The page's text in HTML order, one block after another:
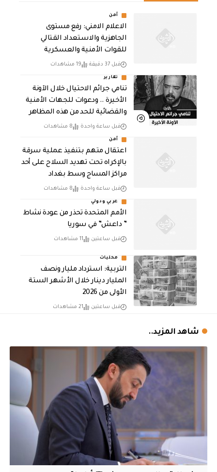
أمن
الاعلام الامني: رفع مستوى
الجاهزية والاستعداد القتالي
للقوات الأمنية والعسكرية
قبل 37 دقيقة 19 مشاهدات
تقارير
تنامي جرائم الاحتيال خلال الآونة
الأخيرة .. ودعوات للجهات الأمنية
والقضائية للحد من هذه المظاهر
قبل ساعة واحدة 8 مشاهدات
أمن
اعتقال متهم بتنفيذ عملية سرقة
بالإكراه تحت تهديد السلاح على أحد
مراكز المساج وسط بغداد
قبل ساعة واحدة 8 مشاهدات
عربي ودولي
الأمم المتحدة تحذر من عودة نشاط
” داعش” في سوريا
قبل ساعتين 11 مشاهدات
محليات
التربية: استرداد مليار ونصف
المليار دينار خلال الأشهر الستة
الأولى من 2026
قبل ساعتين 21 مشاهدات
شاهد المزيد..